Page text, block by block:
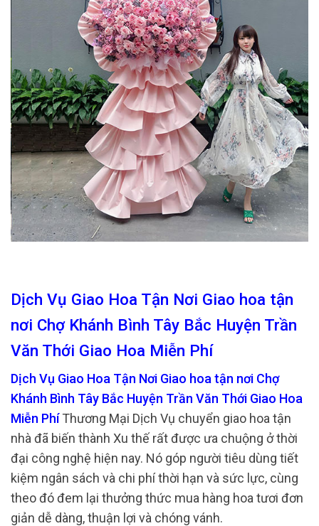
Dịch Vụ Giao Hoa Tận Nơi Giao hoa tận
nơi Chợ Khánh Bình Tây Bắc Huyện Trần
Văn Thới Giao Hoa Miễn Phí
Dịch Vụ Giao Hoa Tận Nơi Giao hoa tận nơi Chợ
Khánh Bình Tây Bắc Huyện Trần Văn Thới Giao Hoa
Miễn PhíThương Mại Dịch Vụ chuyển giao hoa tận
nhà đã biến thành Xu thế rất được ưa chuộng ở thời
đại công nghệ hiện nay. Nó góp người tiêu dùng tiết
kiệm ngân sách và chi phí thời hạn và sức lực, cùng
theo đó đem lại thưởng thức mua hàng hoa tươi đơn
giản dễ dàng, thuận lợi và chóng vánh.